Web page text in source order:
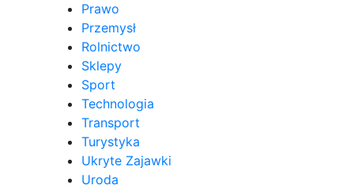
Prawo
Przemysł
Rolnictwo
Sklepy
Sport
Technologia
Transport
Turystyka
Ukryte Zajawki
Uroda